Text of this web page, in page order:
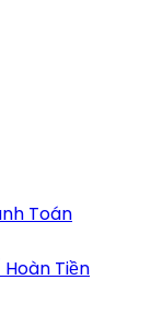
Toán
Tiền